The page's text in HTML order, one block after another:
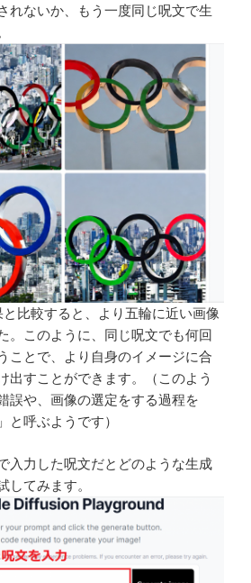
れないか、もう一度同じ呪文で生
比較すると、より五輪に近い画像
。このように、同じ呪文でも何回
ことで、より自身のイメージに合
出すことができます。（このよう
誤や、画像の選定をする過程を
と呼ぶようです）
入力した呪文だとどのような生成
してみます。